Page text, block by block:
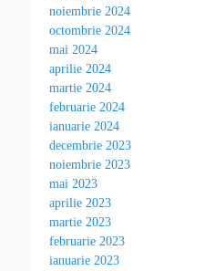
noiembrie 2024
octombrie 2024
mai 2024
aprilie 2024
martie 2024
februarie 2024
ianuarie 2024
decembrie 2023
noiembrie 2023
mai 2023
aprilie 2023
martie 2023
februarie 2023
ianuarie 2023